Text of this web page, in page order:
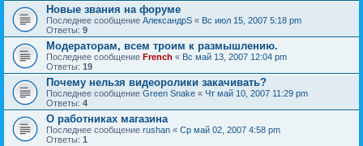
Новые звания на форуме
Последнее сообщение АлександрS « Вс июл 15, 2007 5:18 pm
Ответы: 9
Модераторам, всем троим к размышлению.
Последнее сообщение French « Вс май 13, 2007 12:04 pm
Ответы: 19
Почему нельзя видеоролики закачивать?
Последнее сообщение Green Snake « Чт май 10, 2007 11:29 pm
Ответы: 4
О работниках магазина
Последнее сообщение rushan « Ср май 02, 2007 4:58 pm
Ответы: 1